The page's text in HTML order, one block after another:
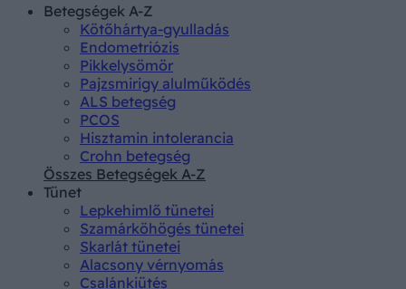
Betegségek A-Z
Kötőhártya-gyulladás
Endometriózis
Pikkelysömör
Pajzsmirigy alulműködés
ALS betegség
PCOS
Hisztamin intolerancia
Crohn betegség
Összes Betegségek A-Z
Tünet
Lepkehimlő tünetei
Szamárköhögés tünetei
Skarlát tünetei
Alacsony vérnyomás
Csalánkiütés